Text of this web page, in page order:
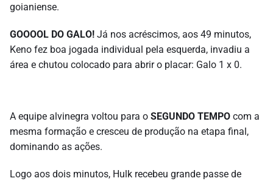
goianiense.
GOOOOL DO GALO! Já nos acréscimos, aos 49 minutos,
Keno fez boa jogada individual pela esquerda, invadiu a
área e chutou colocado para abrir o placar: Galo 1 x 0.
A equipe alvinegra voltou para o SEGUNDO TEMPO com a
mesma formação e cresceu de produção na etapa final,
dominando as ações.
Logo aos dois minutos, Hulk recebeu grande passe de